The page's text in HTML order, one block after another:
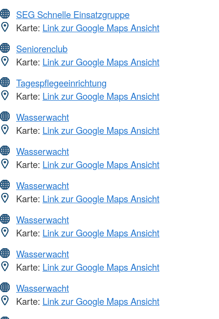
SEG Schnelle Einsatzgruppe
Karte: Link zur Google Maps Ansicht
Seniorenclub
Karte: Link zur Google Maps Ansicht
Tagespflegeeinrichtung
Karte: Link zur Google Maps Ansicht
Wasserwacht
Karte: Link zur Google Maps Ansicht
Wasserwacht
Karte: Link zur Google Maps Ansicht
Wasserwacht
Karte: Link zur Google Maps Ansicht
Wasserwacht
Karte: Link zur Google Maps Ansicht
Wasserwacht
Karte: Link zur Google Maps Ansicht
Wasserwacht
Karte: Link zur Google Maps Ansicht